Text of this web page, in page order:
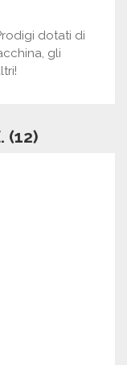
dotati di
gli
(12)